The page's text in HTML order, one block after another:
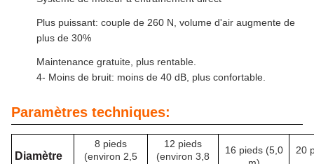
Plus puissant: couple de 260 N, volume d'air augmente de
plus de 30%
Maintenance gratuite, plus rentable.
4- Moins de bruit: moins de 40 dB, plus confortable.
Paramètres techniques:
Diamètre
8 pieds
(environ 2,5
12 pieds
(environ 3,8
16 pieds (5,0
20